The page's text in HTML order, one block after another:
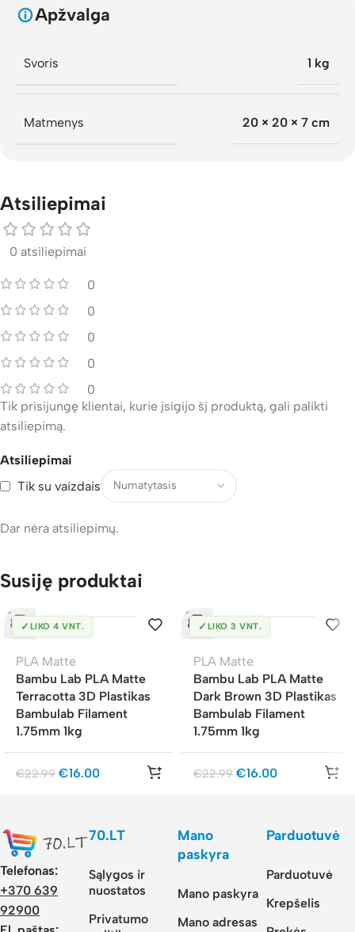
Apžvalga
Svoris 1 kg
Matmenys 20 × 20 × 7 cm
Atsiliepimai
0 atsiliepimai
0
0
0
0
0
Atsiliepimai
Tik su vaizdais
Dar nėra atsiliepimų.
Tik prisijungę klientai, kurie įsigijo šį produktą, gali palikti
atsiliepimą.
Susiję produktai
✓ LIKO 4 VNT.
PLA Matte
Bambu Lab PLA Matte
Terracotta 3D Plastikas
Bambulab Filament
1.75mm 1kg
€22.99 €16.00
✓ LIKO 3 VNT.
PLA Matte
Bambu Lab PLA Matte
Dark Brown 3D Plastikas
Bambulab Filament
1.75mm 1kg
€22.99 €16.00
Telefonas:
+370 639
92900
70.LT
Sąlygos ir
nuostatos
Privatumo
Mano
paskyra
Mano paskyra
Mano adresas
Parduotuvė
Parduotuvė
Krepšelis